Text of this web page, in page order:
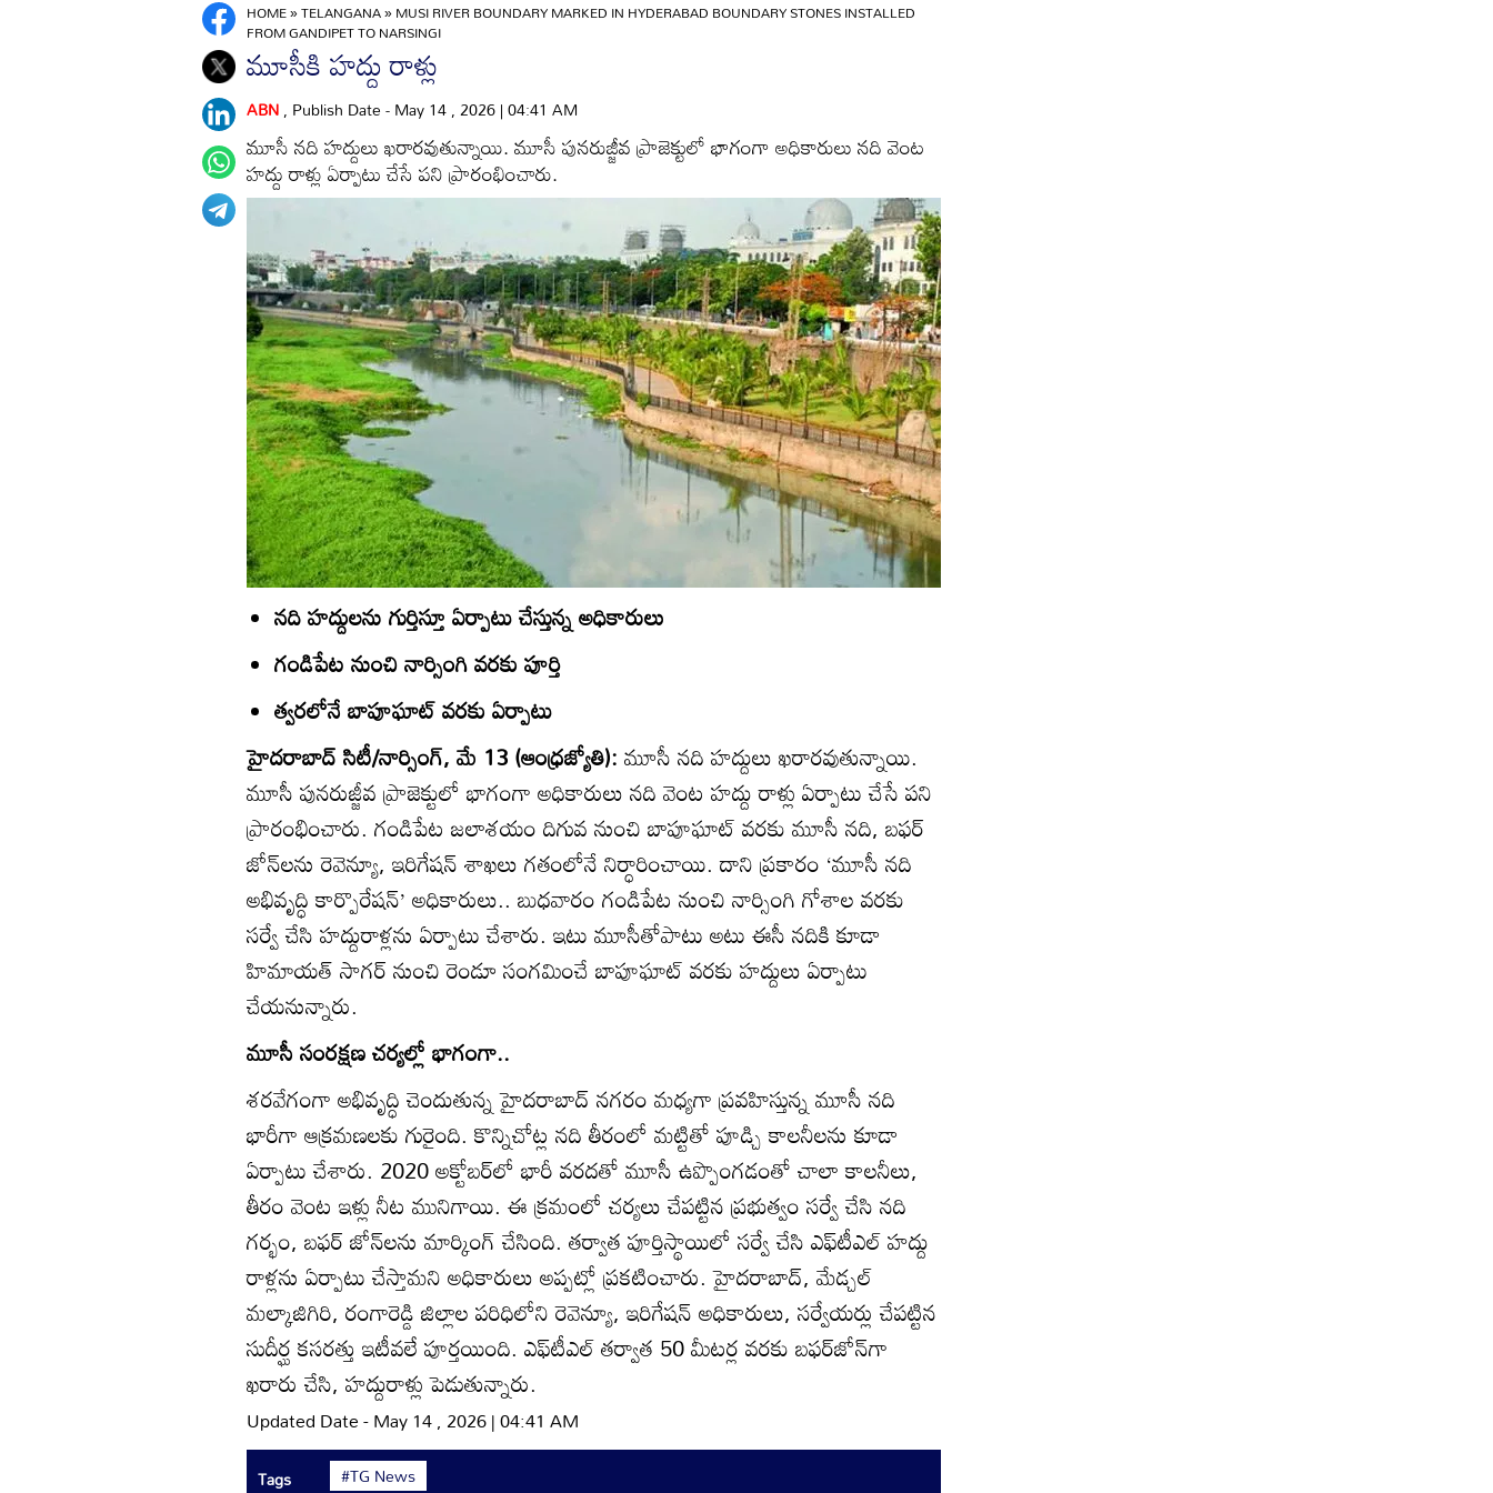
HOME»TELANGANA»MUSI RIVER BOUNDARY MARKED IN HYDERABAD BOUNDARY STONES INSTALLED
FROM GANDIPET TO NARSINGI
మూసీకి హద్దు రాళ్లు
ABN, Publish Date - May 14 , 2026 | 04:41 AM
మూసీ నది హద్దులు ఖరారవుతున్నాయి. మూసీ పునరుజ్జీవ ప్రాజెక్టులో భాగంగా అధికారులు నది వెంట
హద్దు రాళ్లు ఏర్పాటు చేసే పని ప్రారంభించారు.
నది హద్దులను గుర్తిస్తూ ఏర్పాటు చేస్తున్న అధికారులు
గండిపేట నుంచి నార్సింగి వరకు పూర్తి
త్వరలోనే బాపూఘాట్‌ వరకు ఏర్పాటు
హైదరాబాద్‌ సిటీ/నార్సింగ్‌, మే 13 (ఆంధ్రజ్యోతి):మూసీ నది హద్దులు ఖరారవుతున్నాయి.
మూసీ పునరుజ్జీవ ప్రాజెక్టులో భాగంగా అధికారులు నది వెంట హద్దు రాళ్లు ఏర్పాటు చేసే పని
ప్రారంభించారు. గండిపేట జలాశయం దిగువ నుంచి బాపూఘాట్‌ వరకు మూసీ నది, బఫర్‌
జోన్‌లను రెవెన్యూ, ఇరిగేషన్‌ శాఖలు గతంలోనే నిర్ధారించాయి. దాని ప్రకారం ‘మూసీ నది
అభివృద్ధి కార్పొరేషన్‌’ అధికారులు.. బుధవారం గండిపేట నుంచి నార్సింగి గోశాల వరకు
సర్వే చేసి హద్దురాళ్లను ఏర్పాటు చేశారు. ఇటు మూసీతోపాటు అటు ఈసీ నదికి కూడా
హిమాయత్‌ సాగర్‌ నుంచి రెండూ సంగమించే బాపూఘాట్‌ వరకు హద్దులు ఏర్పాటు
చేయనున్నారు.
మూసీ సంరక్షణ చర్యల్లో భాగంగా..
శరవేగంగా అభివృద్ధి చెందుతున్న హైదరాబాద్‌ నగరం మధ్యగా ప్రవహిస్తున్న మూసీ నది
భారీగా ఆక్రమణలకు గురైంది. కొన్నిచోట్ల నది తీరంలో మట్టితో పూడ్చి కాలనీలను కూడా
ఏర్పాటు చేశారు. 2020 అక్టోబర్‌లో భారీ వరదతో మూసీ ఉప్పొంగడంతో చాలా కాలనీలు,
తీరం వెంట ఇళ్లు నీట మునిగాయి. ఈ క్రమంలో చర్యలు చేపట్టిన ప్రభుత్వం సర్వే చేసి నది
గర్భం, బఫర్‌ జోన్‌లను మార్కింగ్‌ చేసింది. తర్వాత పూర్తిస్థాయిలో సర్వే చేసి ఎఫ్‌టీఎల్‌ హద్దు
రాళ్లను ఏర్పాటు చేస్తామని అధికారులు అప్పట్లో ప్రకటించారు. హైదరాబాద్‌, మేడ్చల్‌
మల్కాజిగిరి, రంగారెడ్డి జిల్లాల పరిధిలోని రెవెన్యూ, ఇరిగేషన్‌ అధికారులు, సర్వేయర్లు చేపట్టిన
సుదీర్ఘ కసరత్తు ఇటీవలే పూర్తయింది. ఎఫ్‌టీఎల్‌ తర్వాత 50 మీటర్ల వరకు బఫర్‌జోన్‌గా
ఖరారు చేసి, హద్దురాళ్లు పెడుతున్నారు.
Updated Date - May 14 , 2026 | 04:41 AM
Tags #TG News